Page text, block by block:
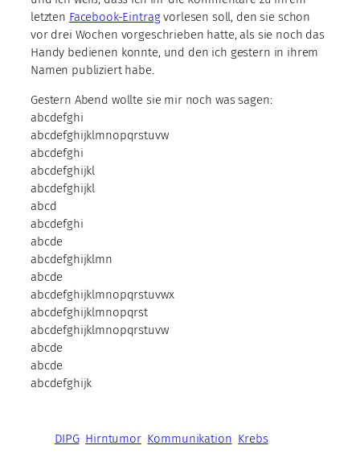
letzten Facebook-Eintragvorlesen soll, den sie schon
vor drei Wochen vorgeschrieben hatte, als sie noch das
Handy bedienen konnte, und den ich gestern in ihrem
Namen publiziert habe.
Gestern Abend wollte sie mir noch was sagen:
abcdefghi
abcdefghijklmnopqrstuvw
abcdefghi
abcdefghijkl
abcdefghijkl
abcd
abcdefghi
abcde
abcdefghijklmn
abcde
abcdefghijklmnopqrstuvwx
abcdefghijklmnopqrst
abcdefghijklmnopqrstuvw
abcde
abcde
abcdefghijk
DIPG Hirntumor Kommunikation Krebs